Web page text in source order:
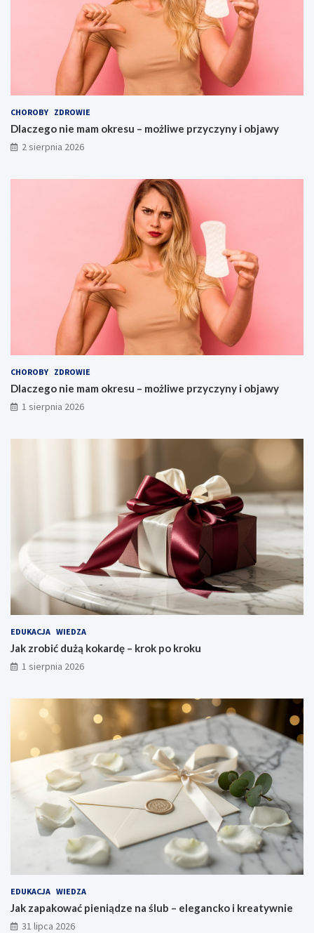
CHOROBY ZDROWIE
Dlaczego nie mam okresu – możliwe przyczyny i objawy
2 sierpnia 2026
CHOROBY ZDROWIE
Dlaczego nie mam okresu – możliwe przyczyny i objawy
1 sierpnia 2026
EDUKACJA WIEDZA
Jak zrobić dużą kokardę – krok po kroku
1 sierpnia 2026
EDUKACJA WIEDZA
Jak zapakować pieniądze na ślub – elegancko i kreatywnie
31 lipca 2026